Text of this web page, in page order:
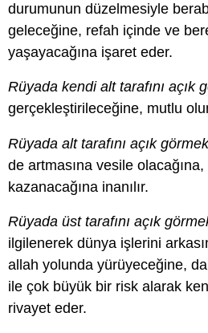
durumunun düzelmesiyle
geleceğine, refah içinde ve
yaşayacağına işaret eder.
Rüyada kendi alt tarafını açık
gerçekleştirileceğine, mutlu
Rüyada alt tarafını açık görmek
de artmasına vesile olacağına,
kazanacağına inanılır.
Rüyada üst tarafını açık
ilgilenerek dünya işlerini
allah yolunda yürüyeceğine,
ile çok büyük bir risk alarak
rivayet eder.